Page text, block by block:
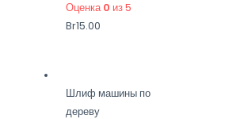
Оценка0 из 5
Br15.00
Шлиф машины по
дереву